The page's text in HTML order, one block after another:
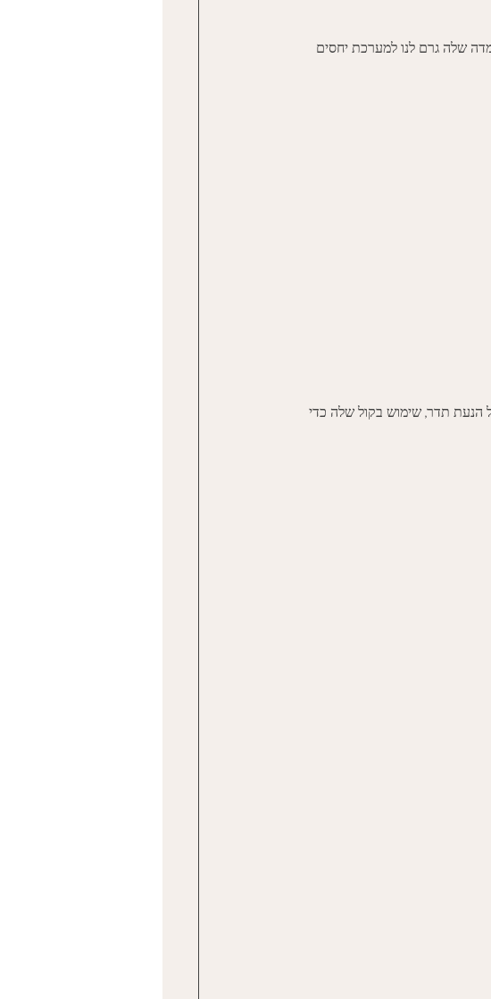
שלה גרם לנו למערכת יחסים
הנעת תדר, שימוש בקול שלה כדי